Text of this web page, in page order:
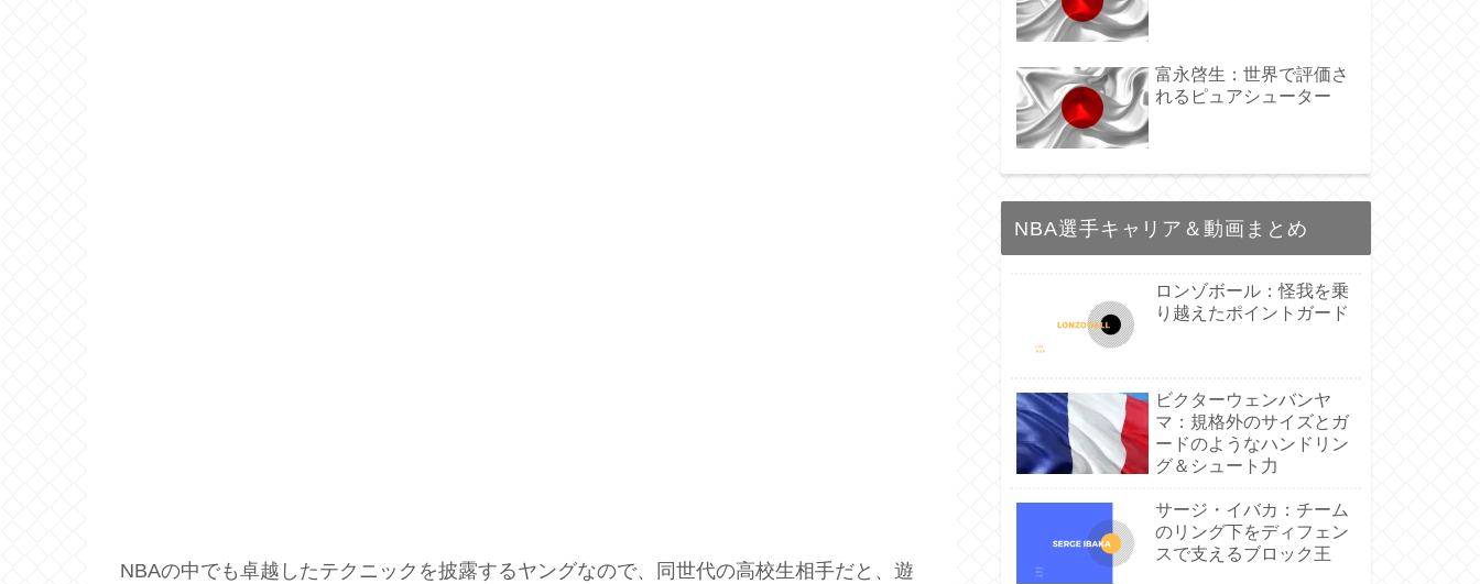
NBAの中でも卓越したテクニックを披露するヤングなので、同世代の高校生相手だと、遊
富永啓生：世界で評価さ
れるピュアシューター
NBA選手キャリア＆動画まとめ
ロンゾボール：怪我を乗
り越えたポイントガード
ビクターウェンバンヤ
マ：規格外のサイズとガ
ードのようなハンドリン
グ＆シュート力
サージ・イバカ：チーム
のリング下をディフェン
スで支えるブロック王